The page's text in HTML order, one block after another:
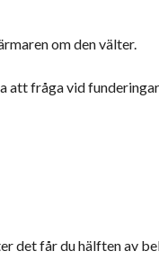
om den välter.
att fråga vid
det får du hälften av